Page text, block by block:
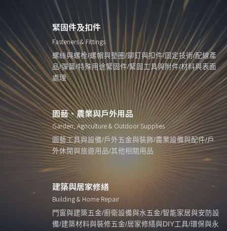
緊固件及扣件
Fasteners & Fittings
螺絲與螺栓/螺帽與墊圈/鉚釘與扣件/固定技術/配線產
品/彈簧/特殊用途緊固件/緊固工具與附件/材料與表面
處理
園藝、農業與戶外用品
Garden, Agriculture & Outdoor Supplies
園藝工具與設備/戶外五金與裝飾/農業設備與配件/戶
外休閒與旅遊用品/其他相關用品
建築與居家修繕
Building & Home Repair
門窗與建築五金/廚衛設備與水五金/智能家居與安防設
備/建築材料與裝修五金/居家修繕與DIY工具/環保與永